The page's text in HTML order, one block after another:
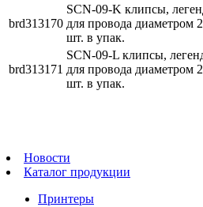
brd313170
SCN-09-K клипсы,
для провода диаметром
шт. в упак.
brd313171
SCN-09-L клипсы,
для провода диаметром
шт. в упак.
Новости
Каталог продукции
Принтеры